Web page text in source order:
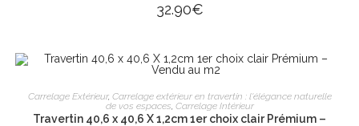
32.90€
AJOUTER AU PANIER
Carrelage Extérieur, Carrelage extérieur en travertin : l'élégance naturelle
de vos espaces, Carrelage Intérieur
Travertin 40,6 x 40,6 X 1,2cm 1er choix clair Prémium –